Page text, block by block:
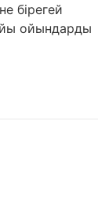
бірегей
ойындарды